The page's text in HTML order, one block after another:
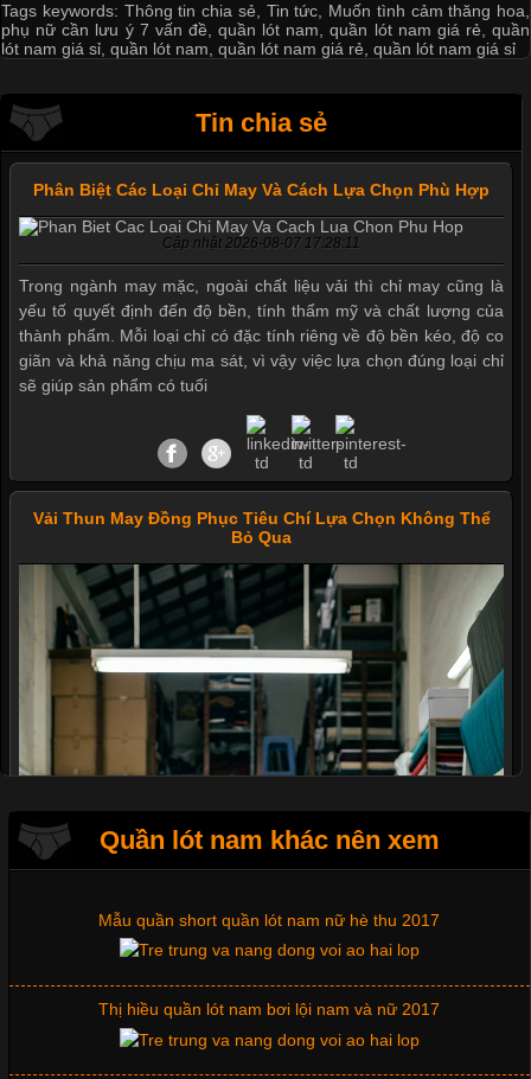
Tags keywords: Thông tin chia sẻ Tin tức Muốn tình cảm thăng hoa
phụ nữ cần lưu ý 7 vấn đề
quần lót nam ,quần lót nam giá rẻ
quần
lót nam giá sỉ quần lót nam quần lót nam giá rẻ quần lót nam giá sỉ
Tin chia sẻ
Phân Biệt Các Loại Chỉ May Và Cách Lựa Chọn Phù Hợp
Cập nhật 2026-08-07 17:28:11
Trong ngành may mặc, ngoài chất liệu vải thì chỉ may cũng là
yếu tố quyết định đến độ bền, tính thẩm mỹ và chất lượng của
thành phẩm. Mỗi loại chỉ có đặc tính riêng về độ bền kéo, độ co
giãn và khả năng chịu ma sát, vì vậy việc lựa chọn đúng loại chỉ
sẽ giúp sản phẩm có tuổi
Vải Thun May Đồng Phục Tiêu Chí Lựa Chọn Không Thể
Bỏ Qua
Quần lót nam khác nên xem
Mẫu quần short quần lót nam nữ hè thu 2017
Thị hiều quần lót nam bơi lội nam và nữ 2017